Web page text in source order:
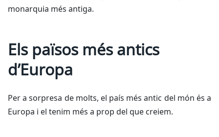
monarquia més antiga.
Els països més antics
d’Europa
Per a sorpresa de molts, el país més antic del món és a
Europa i el tenim més a prop del que creiem.